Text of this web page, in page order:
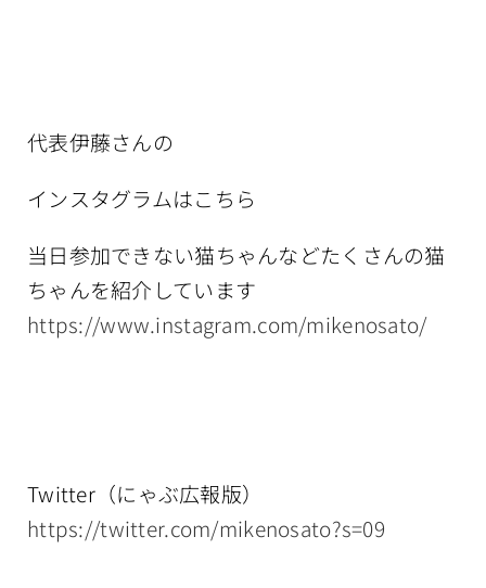
代表伊藤さんの
インスタグラムはこちら
当日参加できない猫ちゃんなどたくさんの猫
ちゃんを紹介しています
https://www.instagram.com/mikenosato/
Twitter（にゃぶ広報版）
https://twitter.com/mikenosato?s=09